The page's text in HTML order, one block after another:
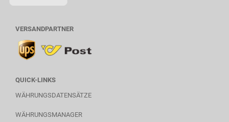
VERSANDPARTNER
QUICK-LINKS
WÄHRUNGSDATENSÄTZE
WÄHRUNGSMANAGER